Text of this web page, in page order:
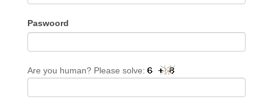
Paswoord
Are you human? Please solve: